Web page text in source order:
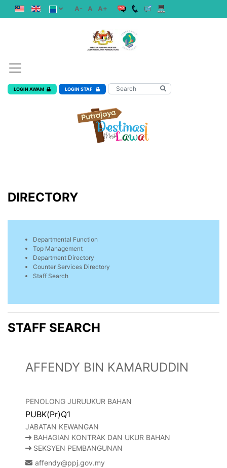
A- A A+
LOGIN AWAM LOGIN STAF
DIRECTORY
Departmental Function
Top Management
Department Directory
Counter Services Directory
Staff Search
STAFF SEARCH
AFFENDY BIN KAMARUDDIN
PENOLONG JURUUKUR BAHAN
PUBK(Pr)Q1
JABATAN KEWANGAN
BAHAGIAN KONTRAK DAN UKUR BAHAN
SEKSYEN PEMBANGUNAN
affendy@ppj.gov.my